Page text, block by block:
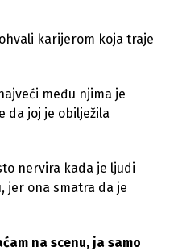
karijerom koja traje
među njima je
da joj je obilježila
nervira kada je ljudi
jer ona smatra da je
na scenu, ja samo